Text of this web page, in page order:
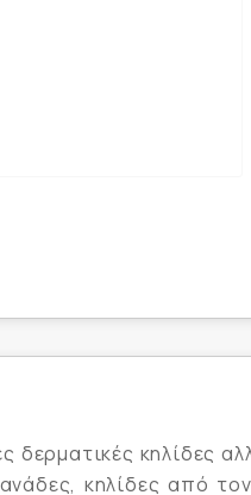
κηλίδες
κηλίδες από